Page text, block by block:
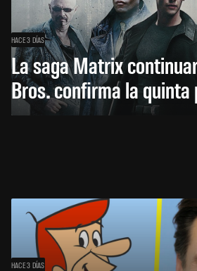
HACE 3 DÍAS
La saga Matrix
Bros. confirma la quinta
HACE 3 DÍAS